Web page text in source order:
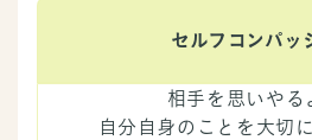
セルフコンパッ
相手を思いやる
自分自身のことを大切